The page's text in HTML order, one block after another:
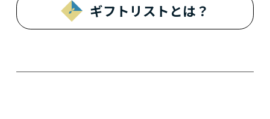
ギフトリストとは？